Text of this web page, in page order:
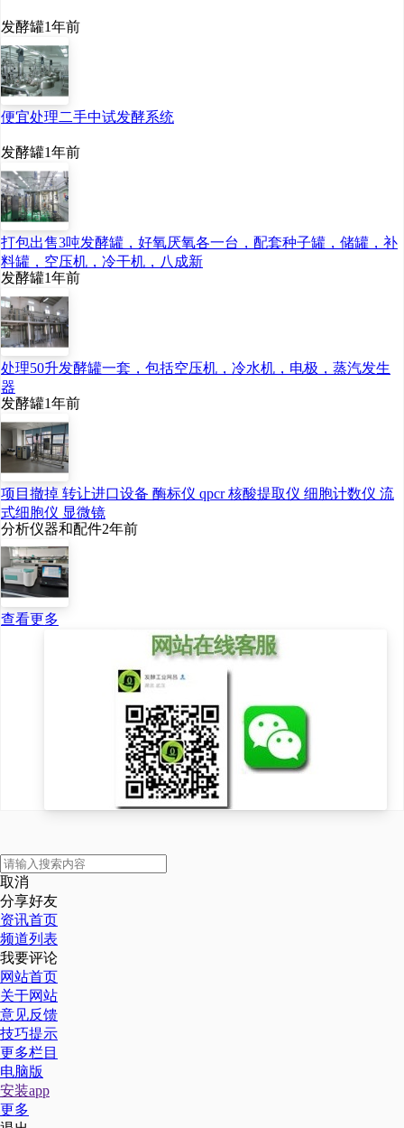
发酵罐1年前
便宜处理二手中试发酵系统
发酵罐1年前
打包出售3吨发酵罐，好氧厌氧各一台，配套种子罐，储罐，补
料罐，空压机，冷干机，八成新
发酵罐1年前
处理50升发酵罐一套，包括空压机，冷水机，电极，蒸汽发生
器
发酵罐1年前
项目撤掉 转让进口设备 酶标仪 qpcr 核酸提取仪 细胞计数仪 流
式细胞仪 显微镜
分析仪器和配件2年前
查看更多
取消
分享好友
资讯首页
频道列表
我要评论
网站首页
关于网站
意见反馈
技巧提示
更多栏目
电脑版
安装app
更多